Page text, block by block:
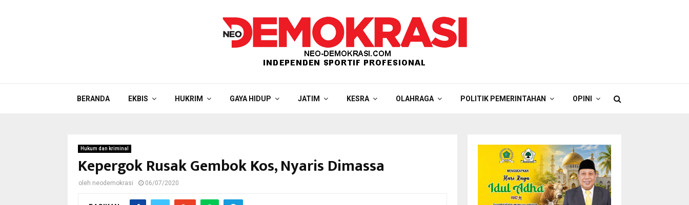
BERANDA EKBIS HUKRIM GAYA HIDUP JATIM KESRA OLAHRAGA POLITIK PEMERINTAHAN OPINI
Hukum dan kriminal
Kepergok Rusak Gembok Kos, Nyaris Dimassa
oleh neodemokrasi 06/07/2020